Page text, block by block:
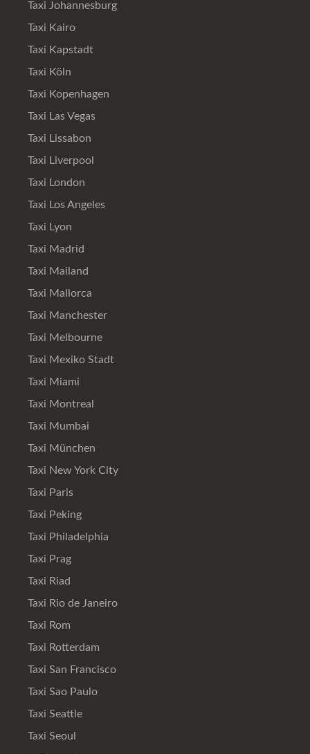
Taxi Johannesburg
Taxi Kairo
Taxi Kapstadt
Taxi Köln
Taxi Kopenhagen
Taxi Las Vegas
Taxi Lissabon
Taxi Liverpool
Taxi London
Taxi Los Angeles
Taxi Lyon
Taxi Madrid
Taxi Mailand
Taxi Mallorca
Taxi Manchester
Taxi Melbourne
Taxi Mexiko Stadt
Taxi Miami
Taxi Montreal
Taxi Mumbai
Taxi München
Taxi New York City
Taxi Paris
Taxi Peking
Taxi Philadelphia
Taxi Prag
Taxi Riad
Taxi Rio de Janeiro
Taxi Rom
Taxi Rotterdam
Taxi San Francisco
Taxi Sao Paulo
Taxi Seattle
Taxi Seoul